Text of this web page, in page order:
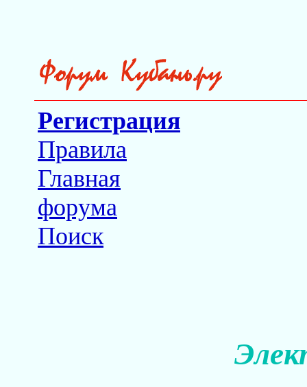
Регистрация
Правила
Главная
форума
Поиск